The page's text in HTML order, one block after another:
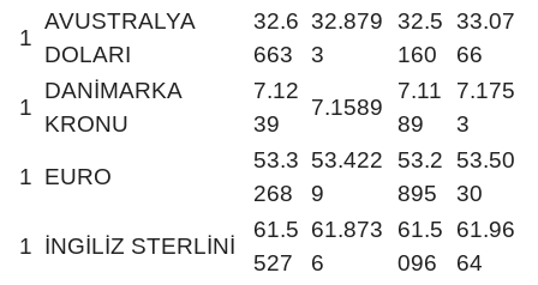
1
AVUSTRALYA
DOLARI
32.6
663
32.879
3
32.5
160
33.07
66
1
DANİMARKA
KRONU
7.12
39
7.1589
7.11
89
7.175
3
1 EURO
53.3
268
53.422
9
53.2
895
53.50
30
1 İNGİLİZ STERLİNİ
61.5
527
61.873
6
61.5
096
61.96
64